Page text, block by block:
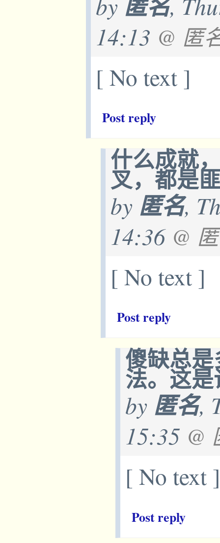
14:13 @ 匿
[ No text ]
Post reply
什么成就
叉，都是
by 匿名,
14:36 @
[ No text ]
Post reply
傻缺总
法。这
by 匿名,
15:35 @
[ No text ]
Post reply